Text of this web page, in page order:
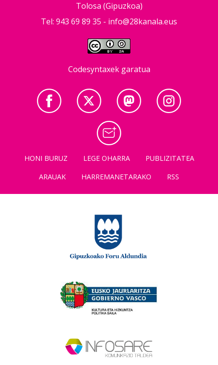
Tolosa (Gipuzkoa)
Tel: 943 69 89 35 - info@28kanala.eus
Codesyntaxek garatua
HONI BURUZ LEGE OHARRA
PUBLIZITATEA
ARAUAK
HARREMANETARAKO RSS